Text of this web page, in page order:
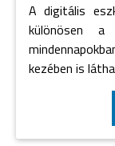
A digitális
különösen a
kezében is